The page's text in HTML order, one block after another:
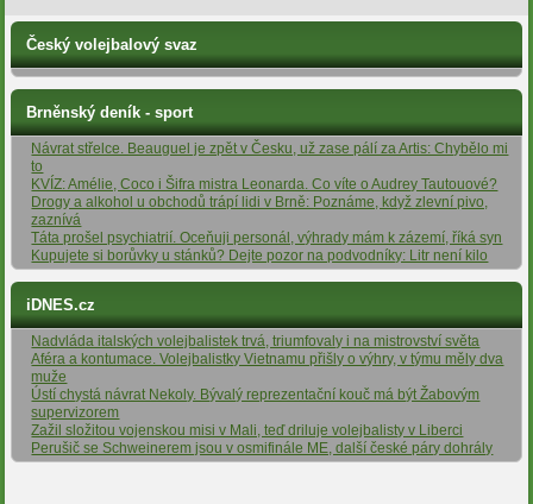
Český volejbalový svaz
Brněnský deník - sport
Návrat střelce. Beauguel je zpět v Česku, už zase pálí za Artis: Chybělo mi
to
KVÍZ: Amélie, Coco i Šifra mistra Leonarda. Co víte o Audrey Tautouové?
Drogy a alkohol u obchodů trápí lidi v Brně: Poznáme, když zlevní pivo,
zaznívá
Táta prošel psychiatrií. Oceňuji personál, výhrady mám k zázemí, říká syn
Kupujete si borůvky u stánků? Dejte pozor na podvodníky: Litr není kilo
iDNES.cz
Nadvláda italských volejbalistek trvá, triumfovaly i na mistrovství světa
Aféra a kontumace. Volejbalistky Vietnamu přišly o výhry, v týmu měly dva
muže
Ústí chystá návrat Nekoly. Bývalý reprezentační kouč má být Žabovým
supervizorem
Zažil složitou vojenskou misi v Mali, teď driluje volejbalisty v Liberci
Perušič se Schweinerem jsou v osmifinále ME, další české páry dohrály